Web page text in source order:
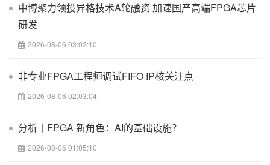
最新新开网站发布好服65535超超65535网站新开网发布
从断供后的开放免费试用，到快速发布多款可比肩国际标杆水平的
EDA工具，合见工软以一套组合拳快速应对了国际EDA禁售的挑战，
重塑了中国EDA自主可控的新态势。
来具体看看这次合见都发布了什么产品？本次合见工软正式发布的
五款创新产品包括：
首先其发布的下一代EDA战略，合见工软将数字验证最核心的基础
平台，均实现了架构级迭代创新，是国产EDA技术创新的重大进
展，多项性能比肩国际标杆水平，目标打破数字高端大芯片验证
EDA的国际厂商垄断。
中博聚力领投异格技术A轮融资 加速国产高端FPGA芯片
研发
2026-08-06 03:02:10
非专业FPGA工程师调试FIFO IP核关注点
2026-08-06 02:03:04
分析丨FPGA 新角色：AI的基础设施？
2026-08-06 01:05:10